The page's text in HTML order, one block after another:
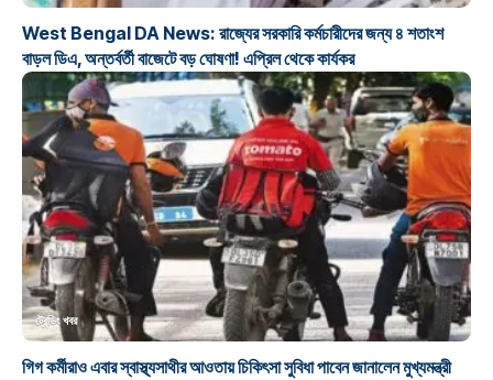
West Bengal DA News: রাজ্যের সরকারি কর্মচারীদের জন্য ৪ শতাংশ
বাড়ল ডিএ, অন্তর্বর্তী বাজেটে বড় ঘোষণা! এপ্রিল থেকে কার্যকর
ট্রেন্ডিং খবর
গিগ কর্মীরাও এবার স্বাস্থ্যসাথীর আওতায় চিকিৎসা সুবিধা পাবেন জানালেন মুখ্যমন্ত্রী